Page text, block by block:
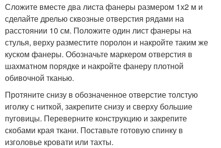
Сложите вместе два листа фанеры размером 1х2 м и
сделайте дрелью сквозные отверстия рядами на
расстоянии 10 см. Положите один лист фанеры на
стулья, верху разместите поролон и накройте таким же
куском фанеры. Обозначьте маркером отверстия в
шахматном порядке и накройте фанеру плотной
обивочной тканью.
Протяните снизу в обозначенное отверстие толстую
иголку с ниткой, закрепите снизу и сверху большие
пуговицы. Переверните конструкцию и закрепите
скобами края ткани. Поставьте готовую спинку в
изголовье кровати или тахты.